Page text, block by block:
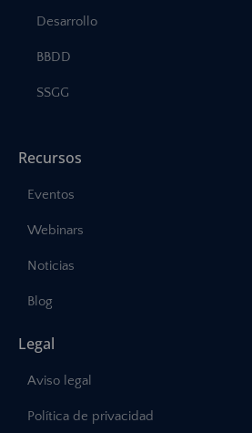
Desarrollo
BBDD
SSGG
Recursos
Eventos
Webinars
Noticias
Blog
Legal
Aviso legal
Política de privacidad